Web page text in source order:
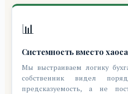
📊
Системность вместо хаоса
Мы выстраиваем логику
собственник видел
предсказуемость, а не